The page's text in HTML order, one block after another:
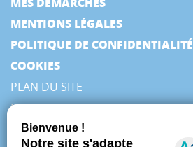
MENTIONS LÉGALES
POLITIQUE DE CONFIDENTIALITÉ
COOKIES
PLAN DU SITE
ESPACE PRESSE